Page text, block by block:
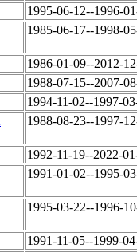
1995-06-12--1996-
1985-06-17--1998-
1986-01-09--2012-
1988-07-15--2007-
1994-11-02--1997-
1988-08-23--1997-
1992-11-19--2022-
1991-01-02--1995-
1995-03-22--1996-
1991-11-05--1999-